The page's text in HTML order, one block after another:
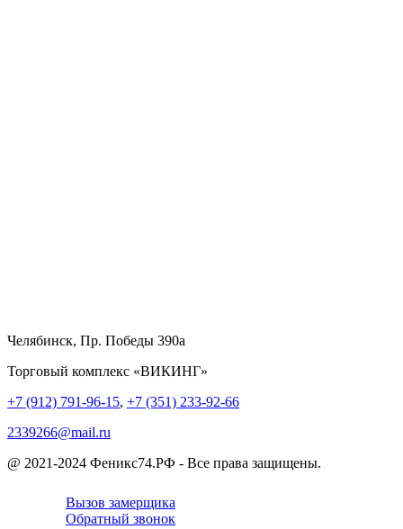
Челябинск, Пр. Победы 390а
Торговый комплекс «ВИКИНГ»
+7 (912) 791-96-15, +7 (351) 233-92-66
2339266@mail.ru
@ 2021-2024 Феникс74.РФ - Все права защищены.
Вызов замерщика
Обратный звонок